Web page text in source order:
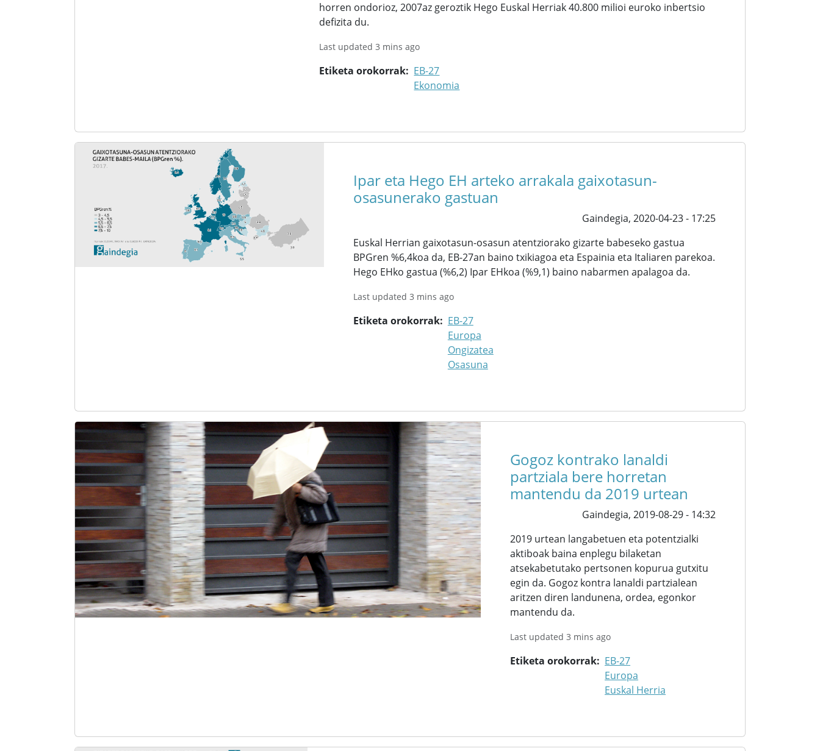
horren ondorioz, 2007az geroztik Hego Euskal Herriak 40.800 milioi euroko inbertsio
defizita du.
Last updated 3 mins ago
Etiketa orokorrak
EB-27
Ekonomia
Ipar eta Hego EH arteko arrakala gaixotasun-
osasunerako gastuan
Gaindegia, 2020-04-23 - 17:25
Euskal Herrian gaixotasun-osasun atentziorako gizarte babeseko gastua
BPGren %6,4koa da, EB-27an baino txikiagoa eta Espainia eta Italiaren parekoa.
Hego EHko gastua (%6,2) Ipar EHkoa (%9,1) baino nabarmen apalagoa da.
Last updated 3 mins ago
Etiketa orokorrak
EB-27
Europa
Ongizatea
Osasuna
Gogoz kontrako lanaldi
partziala bere horretan
mantendu da 2019 urtean
Gaindegia, 2019-08-29 - 14:32
2019 urtean langabetuen eta potentzialki
aktiboak baina enplegu bilaketan
atsekabetutako pertsonen kopurua gutxitu
egin da. Gogoz kontra lanaldi partzialean
aritzen diren landunena, ordea, egonkor
mantendu da.
Last updated 3 mins ago
Etiketa orokorrak
EB-27
Europa
Euskal Herria